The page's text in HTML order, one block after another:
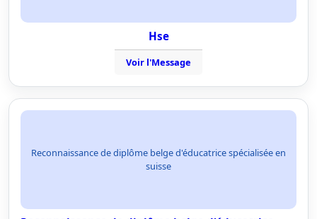
Hse
Voir l'Message
Reconnaissance de diplôme belge d'éducatrice spécialisée en
suisse